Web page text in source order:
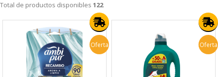
Total de productos disponibles 122
Oferta Oferta